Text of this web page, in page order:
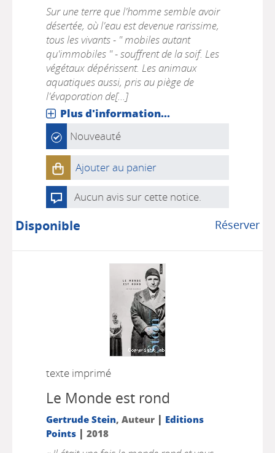
Sur une terre que l'homme semble avoir
désertée, où l'eau est devenue rarissime,
tous les vivants - " mobiles autant
qu'immobiles " - souffrent de la soif. Les
végétaux dépérissent. Les animaux
aquatiques aussi, pris au piège de
l'évaporation de[...]
Plus d'information...
Nouveauté
Ajouter au panier
Aucun avis sur cette notice.
Réserver
Disponible
texte imprimé
Le Monde est rond
Gertrude Stein, Auteur | Editions
Points| 2018